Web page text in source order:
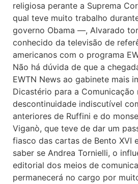
religiosa perante a Suprema
qual teve muito trabalho
governo Obama —, Alvarado
conhecido da televisão de
americanos com o programa
Não há dúvida de que a
EWTN News ao gabinete mais
Dicastério para a Comunicação
descontinuidade indiscutível
anteriores de Ruffini e do
Viganò, que teve de dar um
fiasco das cartas de Bento XVI
saber se Andrea Tornielli, o
editorial dos meios de
permanecerá no cargo por